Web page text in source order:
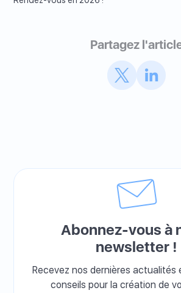
Partagez
Abonnez-vous à
newsletter !
Recevez nos dernières actualités
conseils pour la création de